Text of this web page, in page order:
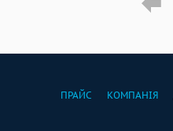
ПРАЙС КОМПАНІЯ